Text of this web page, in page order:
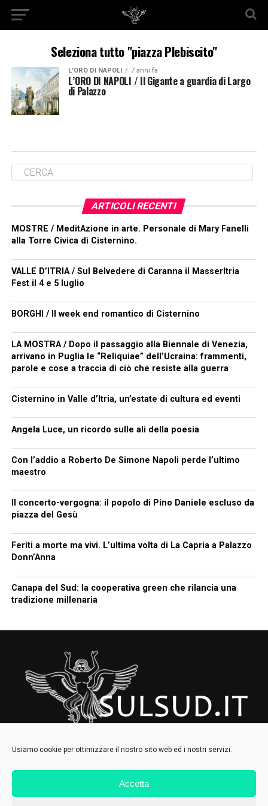
Usiamo cookie per ottimizzare il nostro sito web ed i nostri servizi.
Accetta
Seleziona tutto "piazza Plebiscito"
L'ORO DI NAPOLI 7 anni fa
L’ORO DI NAPOLI / Il Gigante a guardia di Largo
di Palazzo
ARTICOLI RECENTI
MOSTRE / MeditAzione in arte. Personale di Mary Fanelli
alla Torre Civica di Cisternino.
VALLE D’ITRIA / Sul Belvedere di Caranna il MasserItria
Fest il 4 e 5 luglio
BORGHI / Il week end romantico di Cisternino
LA MOSTRA / Dopo il passaggio alla Biennale di Venezia,
arrivano in Puglia le “Reliquiae” dell’Ucraina: frammenti,
parole e cose a traccia di ciò che resiste alla guerra
Cisternino in Valle d’Itria, un’estate di cultura ed eventi
Angela Luce, un ricordo sulle ali della poesia
Con l’addio a Roberto De Simone Napoli perde l’ultimo
maestro
Il concerto-vergogna: il popolo di Pino Daniele escluso da
piazza del Gesù
Feriti a morte ma vivi. L’ultima volta di La Capria a Palazzo
Donn’Anna
Canapa del Sud: la cooperativa green che rilancia una
tradizione millenaria